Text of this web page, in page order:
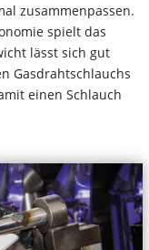
zusammenpassen.
spielt das
lässt sich gut
Gasdrahtschlauchs
einen Schlauch